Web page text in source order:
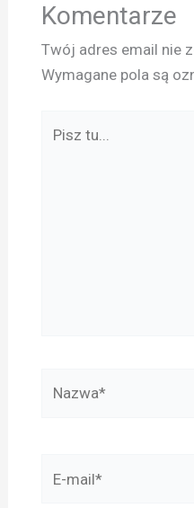
Komentarze
Twój adres email nie
Wymagane pola są
mail*